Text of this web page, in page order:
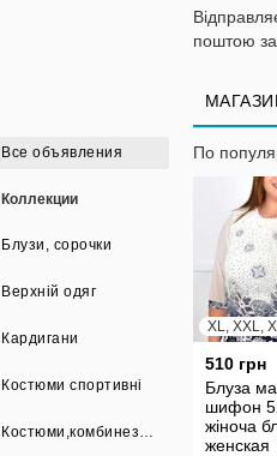
поштою
По
Все объявления
Коллекции
Блузи, сорочки
Верхній одяг
Кардигани
Костюми спортивні
XL, XXL,
510 грн
Блуза
шифон
жіноча
женская